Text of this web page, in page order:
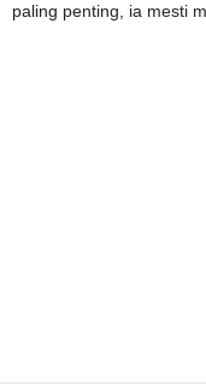
paling penting, ia mesti